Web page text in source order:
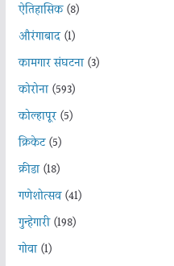
ऐतिहासिक(8)
औरंगाबाद(1)
कामगार संघटना(3)
कोरोना(593)
कोल्हापूर(5)
क्रिकेट(5)
क्रीडा(18)
गणेशोत्सव(41)
गुन्हेगारी(198)
गोवा(1)